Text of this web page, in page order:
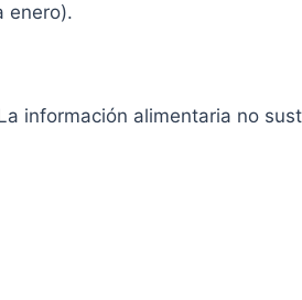
enero).
información alimentaria no